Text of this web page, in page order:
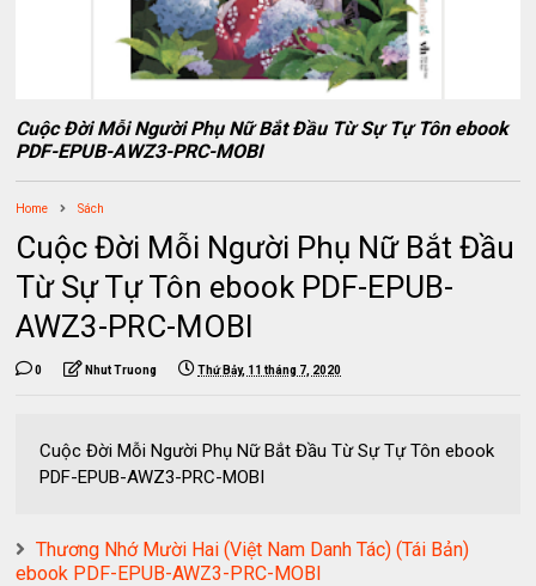
Cuộc Đời Mỗi Người Phụ Nữ Bắt Đầu Từ Sự Tự Tôn ebook
PDF-EPUB-AWZ3-PRC-MOBI
Home Sách
Cuộc Đời Mỗi Người Phụ Nữ Bắt Đầu
Từ Sự Tự Tôn ebook PDF-EPUB-
AWZ3-PRC-MOBI
0 Nhut Truong Thứ Bảy, 11 tháng 7, 2020
Cuộc Đời Mỗi Người Phụ Nữ Bắt Đầu Từ Sự Tự Tôn ebook
PDF-EPUB-AWZ3-PRC-MOBI
Thương Nhớ Mười Hai (Việt Nam Danh Tác) (Tái Bản)
ebook PDF-EPUB-AWZ3-PRC-MOBI